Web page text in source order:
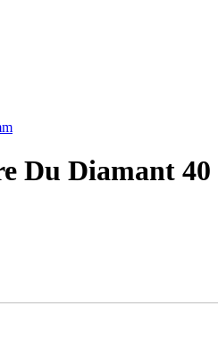
Du Diamant 40